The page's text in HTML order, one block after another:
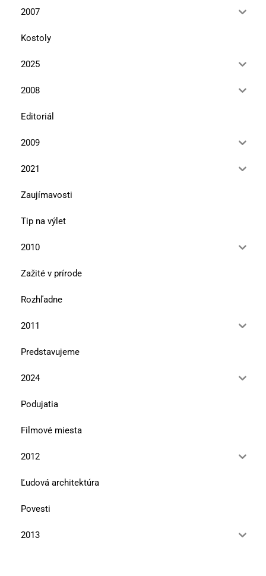
2007
Kostoly
2025
2008
Editoriál
2009
2021
Zaujímavosti
Tip na výlet
2010
Zažité v prírode
Rozhľadne
2011
Predstavujeme
2024
Podujatia
Filmové miesta
2012
Ľudová architektúra
Povesti
2013